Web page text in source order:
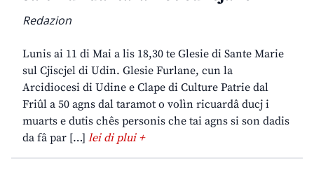
Redazion
Lunis ai 11 di Mai a lis 18,30 te Glesie di Sante Marie
sul Cjiscjel di Udin. Glesie Furlane, cun la
Arcidiocesi di Udine e Clape di Culture Patrie dal
Friûl a 50 agns dal taramot o volìn ricuardâ ducj i
muarts e dutis chês personis che tai agns si son dadis
da fâ par […] lei di plui +